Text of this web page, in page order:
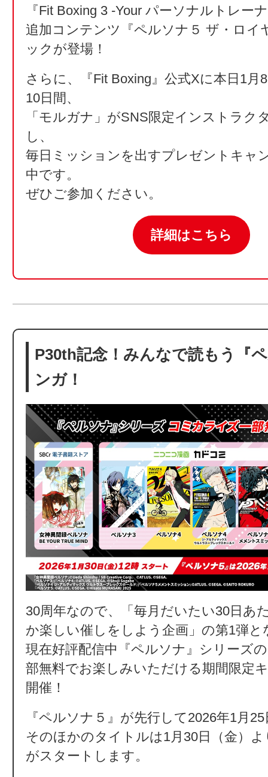
『Fit Boxing 3 -Your パーソナルトレー
追加コンテンツ『ペルソナ５ ザ・ロイ
ックが登場！
さらに、『Fit Boxing』公式Xに本日1月
10日間、
「モルガナ」がSNS限定インストラク
し、
毎日ミッションを出すプレゼントキャ
中です。
ぜひご参加ください。
詳細はこちら
P30th記念！みんなで読もう『
ンガ！
30周年なので、「毎月だいたい30日あ
か楽しい催しをしよう企画」の第1弾と
現在好評配信中『ペルソナ』シリーズ
部無料でお楽しみいただける期間限定
開催！
『ペルソナ５』が先行して2026年1月
そのほかのタイトルは1月30日（金）
がスタートします。